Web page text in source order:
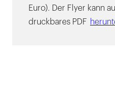
Euro). Der Flyer kann
druckbares PDF